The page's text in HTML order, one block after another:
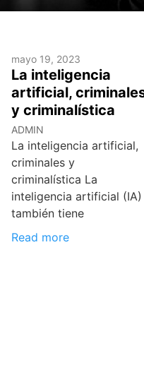
mayo 19, 2023
La inteligencia
artificial,
y criminalística
ADMIN
La inteligencia artificial,
criminales y
criminalística La
inteligencia artificial (IA)
también tiene
Read more